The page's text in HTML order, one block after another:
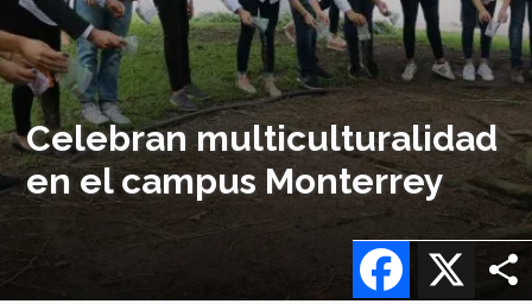
Celebran multiculturalidad
en el campus Monterrey
X
Facebook